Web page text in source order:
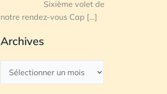
Sixième volet de
notre rendez-vous Cap […]
Archives